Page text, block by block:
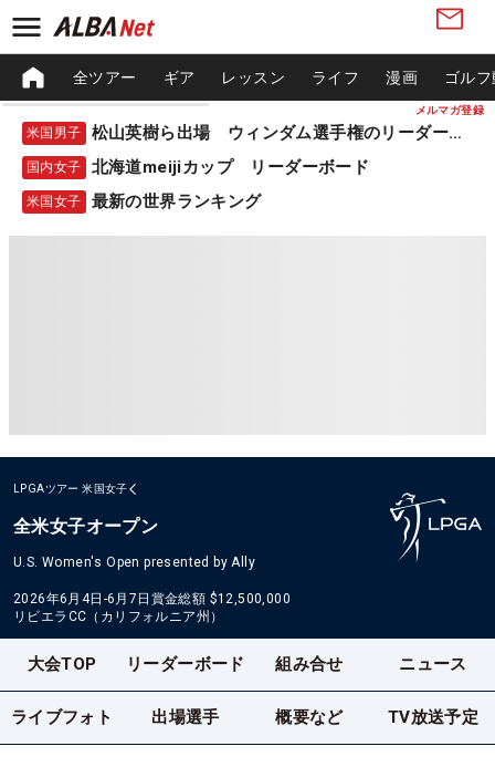
メルマガ登録
全ツアー ギア レッスン ライフ 漫画 ゴル
米国男子 松山英樹ら出場 ウィンダム選手権のリーダーボード
国内女子 北海道meijiカップ リーダーボード
米国女子 最新の世界ランキング
LPGAツアー 米国女子
全米女子オープン
U.S. Women's Open presented by Ally
2026年6月4日-6月7日 賞金総額 $12,500,000
リビエラCC（カリフォルニア州）
大会TOP リーダーボード 組み合せ ニュース
ライブフォト 出場選手 概要など TV放送予定